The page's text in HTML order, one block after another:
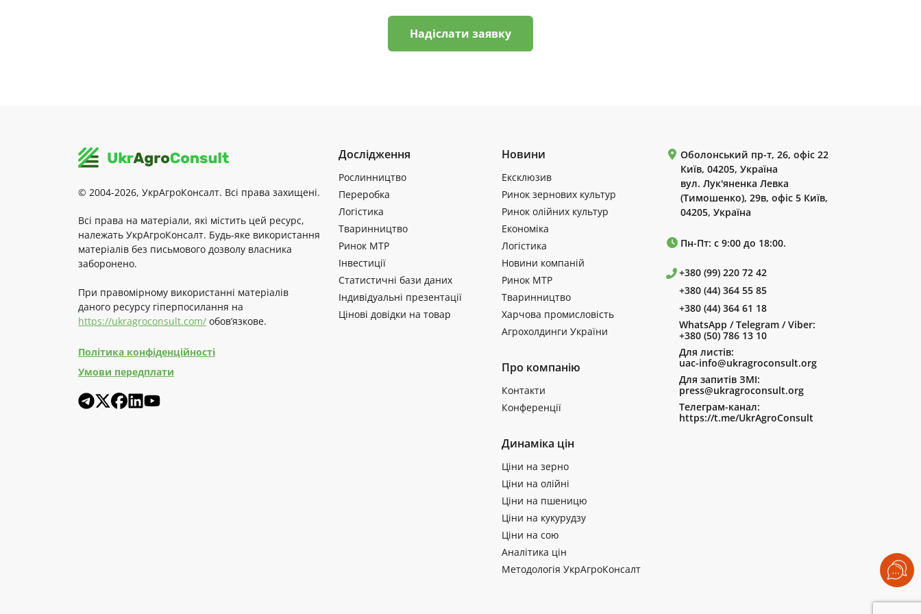
Надіслати заявку
© 2004-2026, УкрАгроКонсалт. Всі права захищені.
Всі права на матеріали, які містить цей ресурс,
належать УкрАгроКонсалт. Будь-яке використання
матеріалів без письмового дозволу власника
заборонено.
При правомірному використанні матеріалів
даного ресурсу гіперпосилання на
https://ukragroconsult.com/ обов’язкове.
Політика конфіденційності
Умови передплати
Дослідження
Рослинництво
Переробка
Логістика
Тваринництво
Ринок МТР
Інвестиції
Статистичні бази даних
Індивідуальні презентації
Цінові довідки на товар
Новини
Ексклюзив
Ринок зернових культур
Ринок олійних культур
Економіка
Логістика
Новини компаній
Ринок МТР
Тваринництво
Харчова промисловість
Агрохолдинги України
Про компанію
Контакти
Конференції
Динаміка цін
Ціни на зерно
Ціни на олійні
Ціни на пшеницю
Ціни на кукурудзу
Ціни на сою
Аналітика цін
Методологія УкрАгроКонсалт
Оболонський пр-т, 26, офіс 22
Київ, 04205, Україна
вул. Лук'яненка Левка
(Тимошенко), 29в, офіс 5 Київ,
04205, Україна
Пн-Пт: с 9:00 до 18:00.
+380 (99) 220 72 42
+380 (44) 364 55 85
+380 (44) 364 61 18
WhatsApp / Telegram / Viber:
+380 (50) 786 13 10
Для листів:
uac-info@ukragroconsult.org
Для запитів ЗМІ:
press@ukragroconsult.org
Телеграм-канал:
https://t.me/UkrAgroConsult